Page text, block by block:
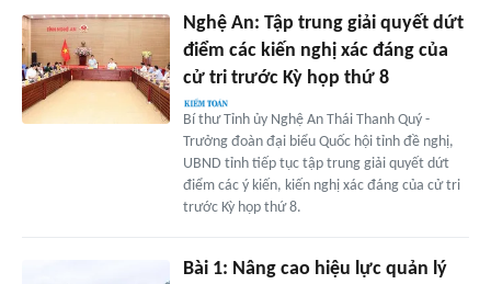
Nghệ An: Tập trung giải quyết dứt
điểm các kiến nghị xác đáng của
cử tri trước Kỳ họp thứ 8
Bí thư Tỉnh ủy Nghệ An Thái Thanh Quý -
Trưởng đoàn đại biểu Quốc hội tỉnh đề nghị,
UBND tỉnh tiếp tục tập trung giải quyết dứt
điểm các ý kiến, kiến nghị xác đáng của cử tri
trước Kỳ họp thứ 8.
Bài 1: Nâng cao hiệu lực quản lý